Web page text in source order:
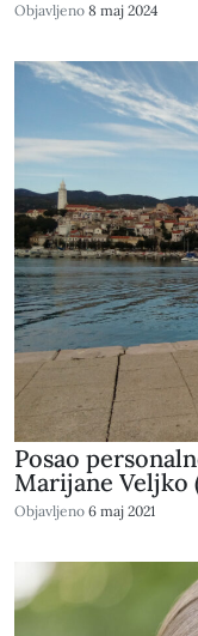
Objavljeno 8 maj 2024
Posao
Marijane Veljko
Objavljeno 6 maj 2021